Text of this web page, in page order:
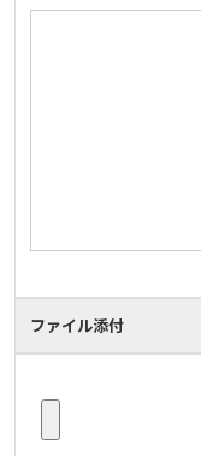
ファイル添付